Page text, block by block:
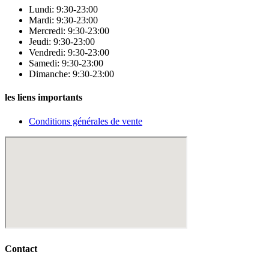
Lundi: 9:30-23:00
Mardi: 9:30-23:00
Mercredi: 9:30-23:00
Jeudi: 9:30-23:00
Vendredi: 9:30-23:00
Samedi: 9:30-23:00
Dimanche: 9:30-23:00
les liens importants
Conditions générales de vente
Contact